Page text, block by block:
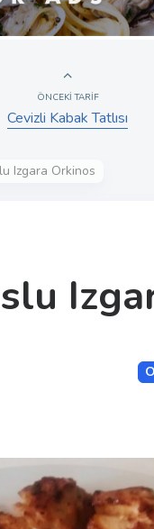
ÖNCEKI TARIF
Cevizli Kabak Tatlısı
Izgara Orkinos